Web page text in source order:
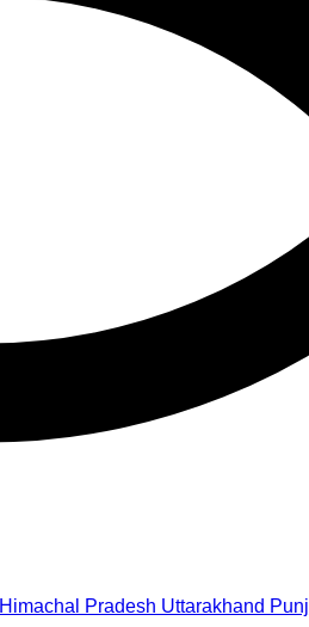
Himachal Pradesh Uttarakhand